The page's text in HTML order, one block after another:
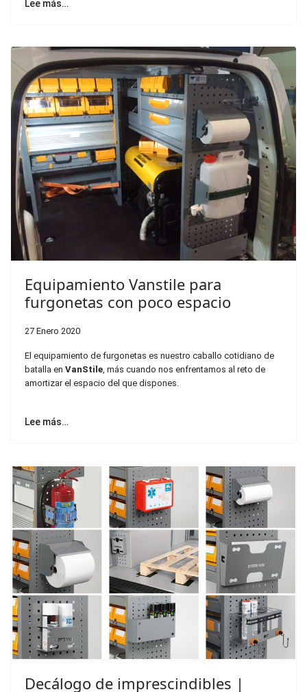
Equipamiento Vanstile para
furgonetas con poco espacio
27 Enero 2020
El equipamiento de furgonetas es nuestro caballo cotidiano de
batalla en VanStile
, más cuando nos enfrentamos al reto de
amortizar el espacio del que dispones.
Lee más…
Decálogo de imprescindibles |